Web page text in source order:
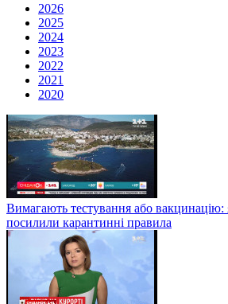
2026
2025
2024
2023
2022
2021
2020
Вимагають тестування або вакцинацію:
посилили карантинні правила